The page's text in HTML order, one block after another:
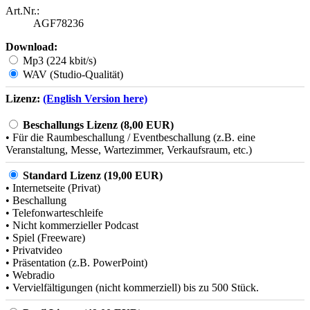
Art.Nr.:
AGF78236
Download:
Mp3 (224 kbit/s)
WAV (Studio-Qualität)
Lizenz: (English Version here)
Beschallungs Lizenz (8,00 EUR)
• Für die Raumbeschallung / Eventbeschallung (z.B. eine
Veranstaltung, Messe, Wartezimmer, Verkaufsraum, etc.)
Standard Lizenz (19,00 EUR)
• Internetseite (Privat)
• Beschallung
• Telefonwarteschleife
• Nicht kommerzieller Podcast
• Spiel (Freeware)
• Privatvideo
• Präsentation (z.B. PowerPoint)
• Webradio
• Vervielfältigungen (nicht kommerziell) bis zu 500 Stück.